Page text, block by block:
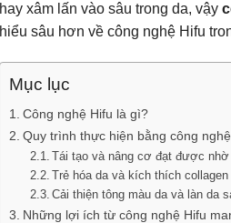
hay xâm lấn vào sâu trong da, vậy
hiểu sâu hơn về công nghệ Hifu
Mục lục
Công nghệ Hifu là gì?
Quy trình thực hiện bằng công
Tái tạo và nâng cơ đạt được
Trẻ hóa da và kích thích
Cải thiện tông màu da và làn da
Những lợi ích từ công nghệ Hifu